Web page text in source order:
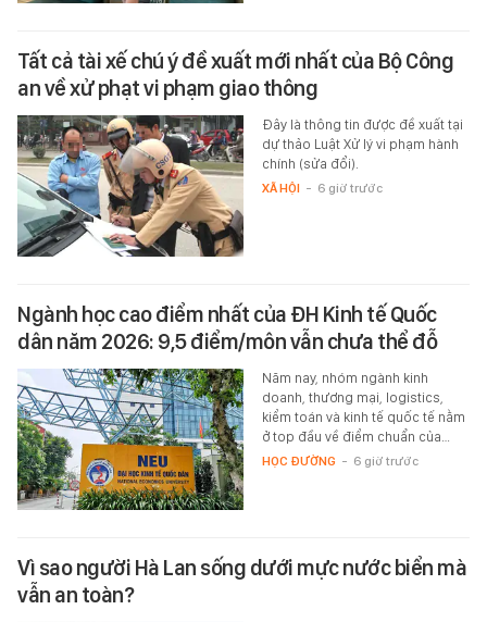
Tất cả tài xế chú ý đề xuất mới nhất của Bộ Công
an về xử phạt vi phạm giao thông
Đây là thông tin được đề xuất tại
dự thảo Luật Xử lý vi phạm hành
chính (sửa đổi).
XÃ HỘI - 6 giờ trước
Ngành học cao điểm nhất của ĐH Kinh tế Quốc
dân năm 2026: 9,5 điểm/môn vẫn chưa thể đỗ
Năm nay, nhóm ngành kinh
doanh, thương mại, logistics,
kiểm toán và kinh tế quốc tế nằm
ở top đầu về điểm chuẩn của…
HỌC ĐƯỜNG - 6 giờ trước
Vì sao người Hà Lan sống dưới mực nước biển mà
vẫn an toàn?